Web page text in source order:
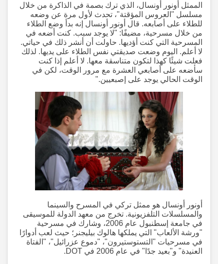
الممثل أونور أونسال، الذي ترك بصمة في الذاكرة من خلال
مسلسل "العروس المؤقتة"، تحدث لأول مرة عن وضعه
للطلاء على أصابعه. قال أونور أونسال إنه بدأ وضع الطلاء
من خلال مسرحية، مضيفًا: "لا يوجد سبب. كنت أضعه في
المسرحية التي كنت أؤديها. حاولت أن أنشر ذلك في حياتي.
لا أعلم. اليوم وضعت صديقتي نفس الطلاء على يديها. لذلك
فعلت شيئًا كهذا لتكون متناسقة معها. لا أعلم إذا كنت
سأضعه على أصابعي العشرة مع مرور الوقت، لكن في
الوقت الحالي يوجد على إصبعيين."
أونور أونسال هو ممثل تركي في المسرح والسينما
والمسلسلات التلفزيونية. تخرج من معهد الدولة للموسيقى
في جامعة إسطنبول عام 2006، وشارك في مسرحية
"ورشة الألعاب" التي يملكها هالوك بيليجنر؛ حيث لعب أدوارًا
في مسرحيات "التستوستيرون"، "دموع عزرائيل"، "الفتاة
العنيدة" و"بعيد جدًا" في عام 2006 في DOT.